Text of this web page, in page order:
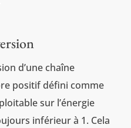
d’une chaîne
positif défini comme
sur l’énergie
inférieur à 1. Cela